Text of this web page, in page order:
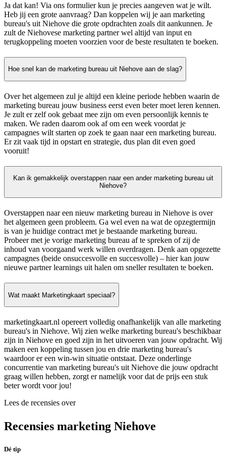
Ja dat kan! Via ons formulier kun je precies aangeven wat je wilt.
Heb jij een grote aanvraag? Dan koppelen wij je aan marketing
bureau's uit Niehove die grote opdrachten zoals dit aankunnen. Je
zult de Niehovese marketing partner wel altijd van input en
terugkoppeling moeten voorzien voor de beste resultaten te boeken.
Hoe snel kan de marketing bureau uit Niehove aan de slag?
Over het algemeen zul je altijd een kleine periode hebben waarin de
marketing bureau jouw business eerst even beter moet leren kennen.
Je zult er zelf ook gebaat mee zijn om even persoonlijk kennis te
maken. We raden daarom ook af om een week voordat je
campagnes wilt starten op zoek te gaan naar een marketing bureau.
Er zit vaak tijd in opstart en strategie, dus plan dit even goed
vooruit!
Kan ik gemakkelijk overstappen naar een ander marketing bureau uit
Niehove?
Overstappen naar een nieuw marketing bureau in Niehove is over
het algemeen geen probleem. Ga wel even na wat de opzegtermijn
is van je huidige contract met je bestaande marketing bureau.
Probeer met je vorige marketing bureau af te spreken of zij de
inhoud van voorgaand werk willen overdragen. Denk aan opgezette
campagnes (beide onsuccesvolle en succesvolle) – hier kan jouw
nieuwe partner learnings uit halen om sneller resultaten te boeken.
Wat maakt Marketingkaart speciaal?
marketingkaart.nl opereert volledig onafhankelijk van alle marketing
bureau's in Niehove. Wij zien welke marketing bureau's beschikbaar
zijn in Niehove en goed zijn in het uitvoeren van jouw opdracht. Wij
maken een koppeling tussen jou en drie marketing bureau's
waardoor er een win-win situatie ontstaat. Deze onderlinge
concurrentie van marketing bureau's uit Niehove die jouw opdracht
graag willen hebben, zorgt er namelijk voor dat de prijs een stuk
beter wordt voor jou!
Lees de recensies over
Recensies marketing Niehove
Dé tip